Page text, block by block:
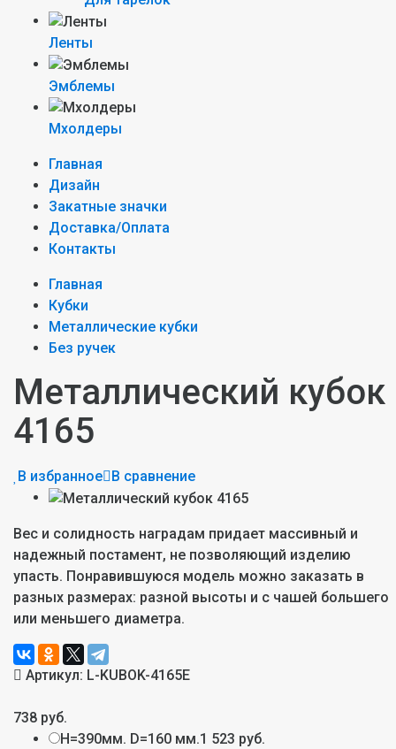
Ленты
Эмблемы
Мхолдеры
Главная
Дизайн
Закатные значки
Доставка/Оплата
Контакты
Главная
Кубки
Металлические кубки
Без ручек
Металлический кубок
4165
В избранное В сравнение
Вес и солидность наградам придает массивный и
надежный постамент, не позволяющий изделию
упасть. Понравившуюся модель можно заказать в
разных размерах: разной высоты и с чашей большего
или меньшего диаметра.
Артикул: L-KUBOK-4165E
738 руб.
H=390мм. D=160 мм.1 523 руб.